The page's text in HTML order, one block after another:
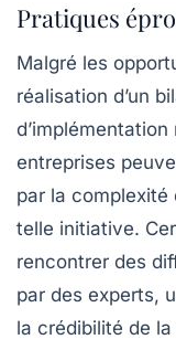
Pratiques
Malgré les
réalisation d’un
entreprises
par la complexité
telle initiative.
rencontrer des
par des experts,
la crédibilité de